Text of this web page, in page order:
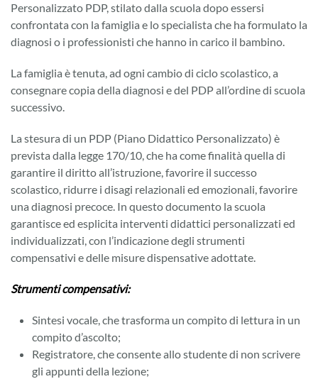
Personalizzato PDP, stilato dalla scuola dopo essersi
confrontata con la famiglia e lo specialista che ha formulato la
diagnosi o i professionisti che hanno in carico il bambino.
La famiglia è tenuta, ad ogni cambio di ciclo scolastico, a
consegnare copia della diagnosi e del PDP all’ordine di scuola
successivo.
La stesura di un PDP (Piano Didattico Personalizzato) è
prevista dalla legge 170/10, che ha come finalità quella di
garantire il diritto all’istruzione, favorire il successo
scolastico, ridurre i disagi relazionali ed emozionali, favorire
una diagnosi precoce. In questo documento la scuola
garantisce ed esplicita interventi didattici personalizzati ed
individualizzati, con l’indicazione degli strumenti
compensativi e delle misure dispensative adottate.
Strumenti compensativi:
Sintesi vocale, che trasforma un compito di lettura in un
compito d’ascolto;
Registratore, che consente allo studente di non scrivere
gli appunti della lezione;